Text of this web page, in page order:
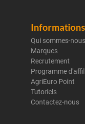
Qui sommes-nous
Marques
Recrutement
Programme
AgriEuro Point
Tutoriels
Contactez-nous